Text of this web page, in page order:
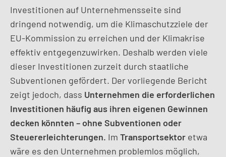
Investitionen auf Unternehmensseite sind
dringend notwendig, um die Klimaschutzziele der
EU-Kommission zu erreichen und der Klimakrise
effektiv entgegenzuwirken. Deshalb werden viele
dieser Investitionen zurzeit durch staatliche
Subventionen gefördert. Der vorliegende Bericht
zeigt jedoch, dass Unternehmen die erforderlichen
Investitionen häufig aus ihren eigenen Gewinnen
decken könnten – ohne Subventionen oder
Steuererleichterungen. ImTransportsektor etwa
wäre es den Unternehmen problemlos möglich,